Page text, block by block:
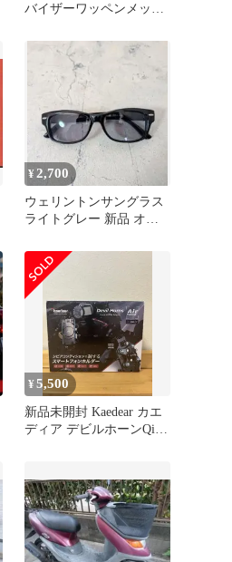
バイザーワッペンメッシ
¥2,700
ウェリントンサングラス
ライトグレー 新品 オー
ェード
¥5,500
新品未開封 Kaedear カエ
ディア デビルホーンQi